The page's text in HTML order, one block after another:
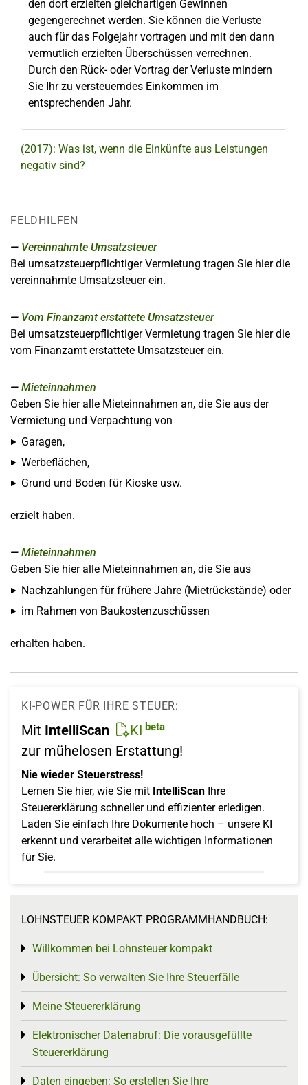
den dort erzielten gleichartigen Gewinnen
gegengerechnet werden. Sie können die Verluste
auch für das Folgejahr vortragen und mit den dann
vermutlich erzielten Überschüssen verrechnen.
Durch den Rück- oder Vortrag der Verluste mindern
Sie Ihr zu versteuerndes Einkommen im
entsprechenden Jahr.
(2017): Was ist, wenn die Einkünfte aus Leistungen
negativ sind?
FELDHILFEN
Vereinnahmte Umsatzsteuer
Bei umsatzsteuerpflichtiger Vermietung tragen Sie hier die
vereinnahmte Umsatzsteuer ein.
Vom Finanzamt erstattete Umsatzsteuer
Bei umsatzsteuerpflichtiger Vermietung tragen Sie hier die
vom Finanzamt erstattete Umsatzsteuer ein.
Mieteinnahmen
Geben Sie hier alle Mieteinnahmen an, die Sie aus der
Vermietung und Verpachtung von
Garagen,
Werbeflächen,
Grund und Boden für Kioske usw.
erzielt haben.
Mieteinnahmen
Geben Sie hier alle Mieteinnahmen an, die Sie aus
Nachzahlungen für frühere Jahre (Mietrückstände) oder
im Rahmen von Baukostenzuschüssen
erhalten haben.
KI-POWER FÜR IHRE STEUER:
Mit IntelliScan KI beta
zur mühelosen Erstattung!
Nie wieder Steuerstress!
Lernen Sie hier, wie Sie mit IntelliScan Ihre
Steuererklärung schneller und effizienter erledigen.
Laden Sie einfach Ihre Dokumente hoch – unsere KI
erkennt und verarbeitet alle wichtigen Informationen
für Sie.
LOHNSTEUER KOMPAKT PROGRAMMHANDBUCH:
Willkommen bei Lohnsteuer kompakt
Toggle menu
Übersicht: So verwalten Sie Ihre Steuerfälle
Toggle menu
Meine Steuererklärung
Toggle menu
Elektronischer Datenabruf: Die vorausgefüllte
Steuererklärung
Toggle menu
Daten eingeben: So erstellen Sie Ihre
Toggle menu